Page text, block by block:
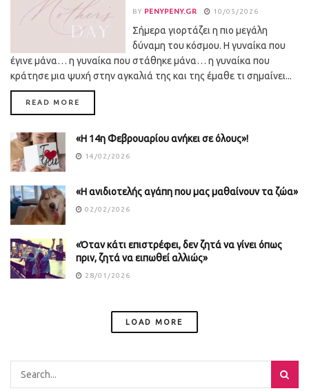
BY PENYPENY.GR 10/05/2026
Σήμερα γιορτάζει η πιο μεγάλη
δύναμη του κόσμου. Η γυναίκα που
έγινε μάνα… η γυναίκα που στάθηκε μάνα… η γυναίκα που
κράτησε μια ψυχή στην αγκαλιά της και της έμαθε τι σημαίνει...
READ MORE
«Η 14η Φεβρουαρίου ανήκει σε όλους»!
14/02/2026
«Η ανιδιοτελής αγάπη που μας μαθαίνουν τα ζώα»
02/02/2026
«Όταν κάτι επιστρέφει, δεν ζητά να γίνει όπως
πριν, ζητά να ειπωθεί αλλιώς»
28/01/2026
LOAD MORE